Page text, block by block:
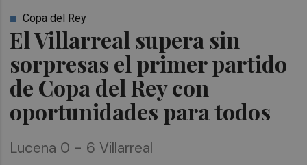
El Villarreal supera sin
sorpresas el primer partido
de Copa del Rey con
oportunidades para todos
Copa del Rey
Lucena 0 - 6 Villarreal